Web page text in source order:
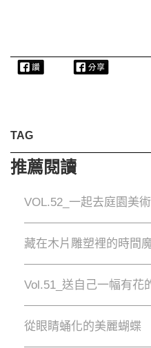
TAG
推薦閱讀
VOL.52_一起去庭園美
藏在木片雕塑裡的時間
Vol.51_送自己一幅有花
從眼睛蛹化的美麗蝴蝶